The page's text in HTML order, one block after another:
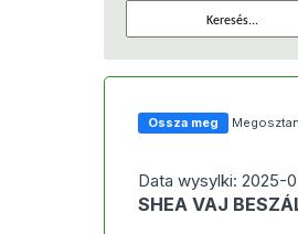
Ossza meg
Data wysylki: 2025-
SHEA VAJ